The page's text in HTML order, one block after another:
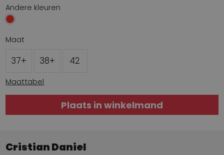
Andere kleuren
Maat
37+ 38+ 42
Maattabel
Plaats in winkelmand
Cristian Daniel